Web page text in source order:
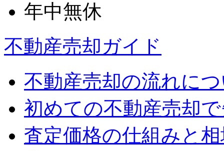
年中無休
不動産売却ガイド
不動産売却の流れに
初めての不動産売却
査定価格の仕組みと